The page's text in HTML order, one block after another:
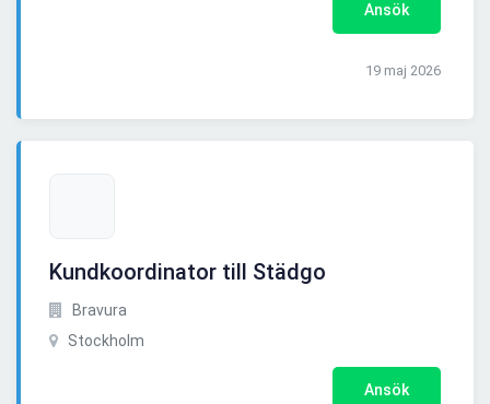
Ansök
19 maj 2026
Kundkoordinator till Städgo
Bravura
Stockholm
Ansök